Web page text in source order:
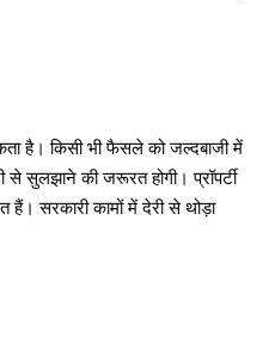
है। किसी भी फैसले को जल्दबाजी में
से सुलझाने की जरूरत होगी। प्रॉपर्टी
सरकारी कामों में देरी से थोड़ा